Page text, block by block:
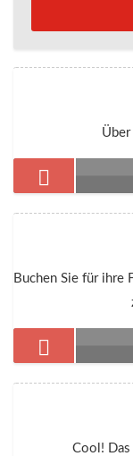
Buchen Sie für ihre
Cool!